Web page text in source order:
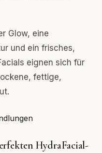
Glow, eine
und ein frisches,
eignen sich für
fettige,
HydraFacial-